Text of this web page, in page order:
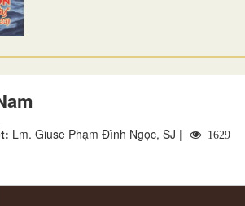
Lm. Giuse Phạm Đình Ngọc, SJ | 1629